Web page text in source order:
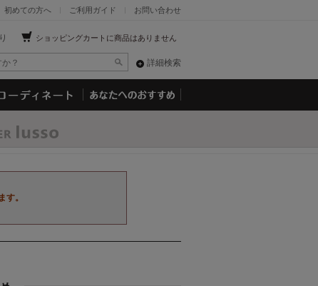
お問い合わせ
ご利用ガイド
初めての方へ
ショッピングカートに商品はありません
詳細検索
す。